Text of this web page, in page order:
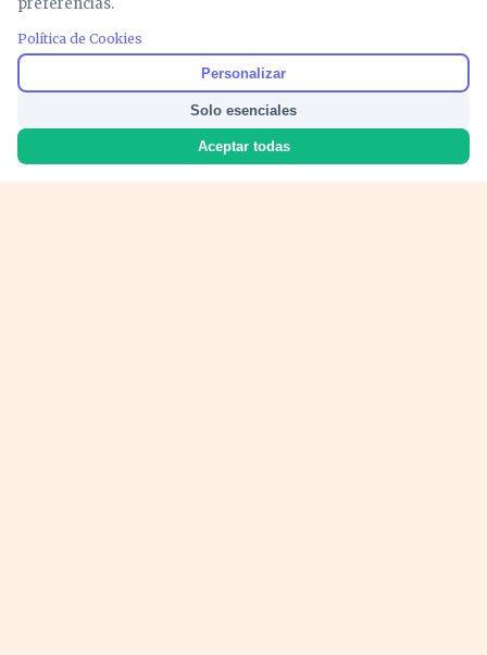
preferencias.
Política de Cookies
Personalizar
Solo esenciales
Aceptar todas